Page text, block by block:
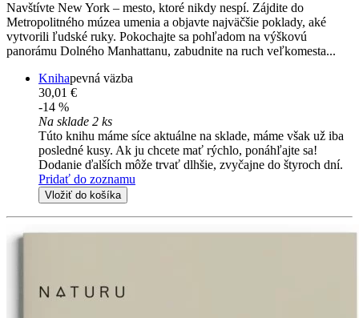
Navštívte New York – mesto, ktoré nikdy nespí. Zájdite do
Metropolitného múzea umenia a objavte najväčšie poklady, aké
vytvorili ľudské ruky. Pokochajte sa pohľadom na výškovú
panorámu Dolného Manhattanu, zabudnite na ruch veľkomesta...
Knihapevná väzba
30,01 €
-14 %
Na sklade 2 ks
Túto knihu máme síce aktuálne na sklade, máme však už iba
posledné kusy. Ak ju chcete mať rýchlo, ponáhľajte sa!
Dodanie ďalších môže trvať dlhšie, zvyčajne do štyroch dní.
Pridať do zoznamu
Vložiť do košíka